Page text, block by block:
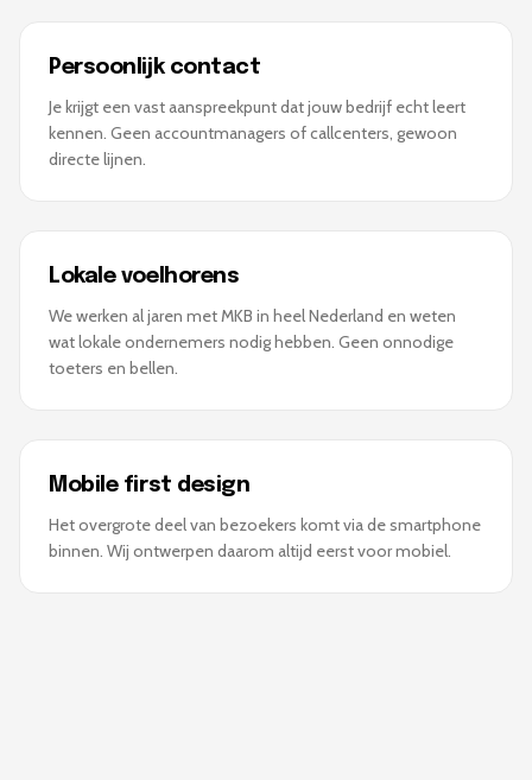
Persoonlijk contact
Je krijgt een vast aanspreekpunt dat jouw bedrijf echt leert
kennen. Geen accountmanagers of callcenters, gewoon
directe lijnen.
Lokale voelhorens
We werken al jaren met MKB in heel Nederland en weten
wat lokale ondernemers nodig hebben. Geen onnodige
toeters en bellen.
Mobile first design
Het overgrote deel van bezoekers komt via de smartphone
binnen. Wij ontwerpen daarom altijd eerst voor mobiel.